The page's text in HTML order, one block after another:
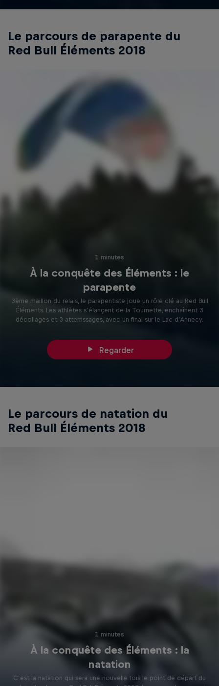
Le parcours de parapente du
Red Bull Éléments 2018
1 minutes
À la conquête des Éléments : le
parapente
3ème maillon du relais, le parapentiste joue un rôle clé au Red Bull
Éléments. Les athlètes s’élançent de la Tournette, enchaînent 3
décollages et 3 atterrissages, avec un final sur le Lac d’Annecy.
Regarder
Le parcours de natation du
Red Bull Éléments 2018
1 minutes
À la conquête des Éléments : la
natation
C’est la natation qui sera une nouvelle fois le point de départ du